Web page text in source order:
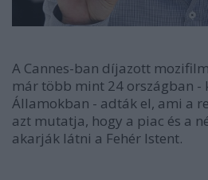
A Cannes-ban díjazott
már több mint 24 országban -
Államokban - adták el, ami a
azt mutatja, hogy a piac és a
akarják látni a Fehér Istent.